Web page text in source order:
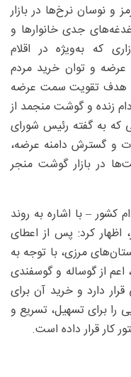
و نوسان نرخ‌ها در بازار
جدی خانوارها و
که به‌ویژه در اقلام
عرضه و توان خرید مردم
هدف تقویت سمت عرضه
زنده و گوشت منجمد از
که به گفته رئیس شورای
و گسترش دامنه عرضه،
در بازار گوشت منجر
– با اشاره به روند
کرد: پس از اعطای
مرزی، با توجه به
از گوساله و گوسفندی
دارد و خرید آن برای
را برای تسهیل، تسریع و
کار قرار داده است.